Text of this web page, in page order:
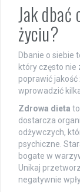
Jak dbać
życiu?
Dbanie o siebie
który często
poprawić
wprowadzić
Zdrowa dieta
dostarcza
odżywczych,
psychiczne.
bogate w
Unikaj
negatywnie